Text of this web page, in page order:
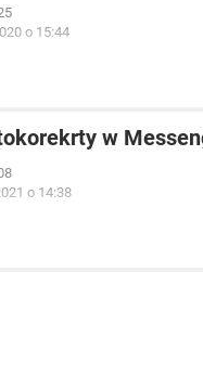
o 15:44
w
o 14:38